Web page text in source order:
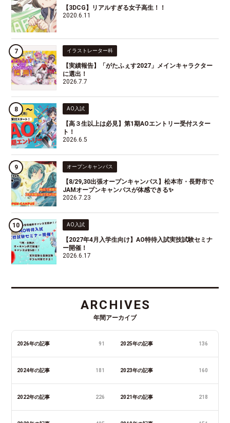
【3DCG】リアルすぎる女子高生！！
2020.6.11
イラストレーター科
【実績報告】「がたふぇす2027」メインキャラクター
に選出！
2026.7.7
AO入試
【高３生以上は必見】第1期AOエントリー受付スター
ト！
2026.6.5
オープンキャンパス
【8/29,30出張オープンキャンパス】松本市・長野市で
JAMオープンキャンパスが体感できる✨
2026.7.23
AO入試
【2027年4月入学生向け】AO特待入試実技試験セミナ
ー開催！
2026.6.17
ARCHIVES
年間アーカイブ
2026年の記事 91 2025年の記事 136
2024年の記事 181 2023年の記事 160
2022年の記事 226 2021年の記事 218